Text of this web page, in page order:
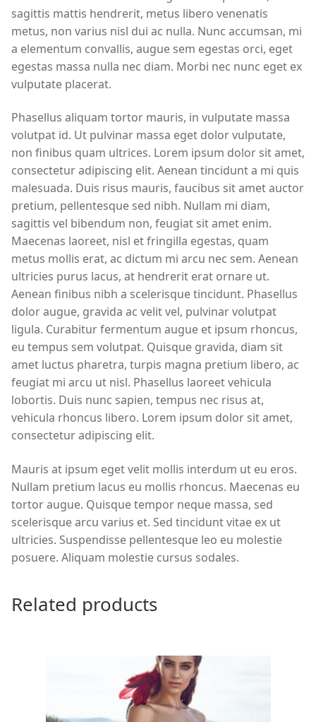
sagittis mattis hendrerit, metus libero venenatis
metus, non varius nisl dui ac nulla. Nunc accumsan, mi
a elementum convallis, augue sem egestas orci, eget
egestas massa nulla nec diam. Morbi nec nunc eget ex
vulputate placerat.
Phasellus aliquam tortor mauris, in vulputate massa
volutpat id. Ut pulvinar massa eget dolor vulputate,
non finibus quam ultrices. Lorem ipsum dolor sit amet,
consectetur adipiscing elit. Aenean tincidunt a mi quis
malesuada. Duis risus mauris, faucibus sit amet auctor
pretium, pellentesque sed nibh. Nullam mi diam,
sagittis vel bibendum non, feugiat sit amet enim.
Maecenas laoreet, nisl et fringilla egestas, quam
metus mollis erat, ac dictum mi arcu nec sem. Aenean
ultricies purus lacus, at hendrerit erat ornare ut.
Aenean finibus nibh a scelerisque tincidunt. Phasellus
dolor augue, gravida ac velit vel, pulvinar volutpat
ligula. Curabitur fermentum augue et ipsum rhoncus,
eu tempus sem volutpat. Quisque gravida, diam sit
amet luctus pharetra, turpis magna pretium libero, ac
feugiat mi arcu ut nisl. Phasellus laoreet vehicula
lobortis. Duis nunc sapien, tempus nec risus at,
vehicula rhoncus libero. Lorem ipsum dolor sit amet,
consectetur adipiscing elit.
Mauris at ipsum eget velit mollis interdum ut eu eros.
Nullam pretium lacus eu mollis rhoncus. Maecenas eu
tortor augue. Quisque tempor neque massa, sed
scelerisque arcu varius et. Sed tincidunt vitae ex ut
ultricies. Suspendisse pellentesque leo eu molestie
posuere. Aliquam molestie cursus sodales.
Related products